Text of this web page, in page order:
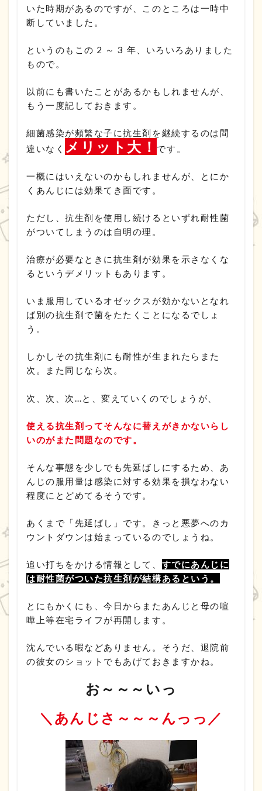
いた時期があるのですが、このところは一時中
断していました。
というのもこの 2 ～ 3 年、いろいろありました
もので。
以前にも書いたことがあるかもしれませんが、
もう一度記しておきます。
細菌感染が頻繁な子に抗生剤を継続するのは間
違いなく メリット大！ です。
一概にはいえないのかもしれませんが、とにか
くあんじには効果てき面です。
ただし、抗生剤を使用し続けるといずれ耐性菌
がついてしまうのは自明の理。
治療が必要なときに抗生剤が効果を示さなくな
るというデメリットもあります。
いま服用しているオゼックスが効かないとなれ
ば別の抗生剤で菌をたたくことになるでしょ
う。
しかしその抗生剤にも耐性が生まれたらまた
次。また同じなら次。
次、次、次…と、変えていくのでしょうが、
使える抗生剤ってそんなに替えがきかないらし
いのがまた問題なのです。
そんな事態を少しでも先延ばしにするため、あ
んじの服用量は感染に対する効果を損なわない
程度にとどめてるそうです。
あくまで「先延ばし」です。きっと悪夢へのカ
ウントダウンは始まっているのでしょうね。
追い打ちをかける情報として、 すでにあんじに
は耐性菌がついた抗生剤が結構あるという。
とにもかくにも、今日からまたあんじと母の喧
嘩上等在宅ライフが再開します。
沈んでいる暇などありません。そうだ、退院前
の彼女のショットでもあげておきますかね。
お～～～いっ
＼あんじさ～～～んっっ／